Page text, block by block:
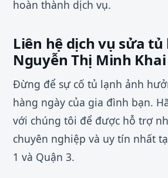
hoàn thành dịch vụ.
Liên hệ dịch vụ sửa
Nguyễn Thị Minh Khai
Đừng để sự cố tủ lạnh ảnh
hàng ngày của gia đình bạn.
với chúng tôi để được hỗ trợ
chuyên nghiệp và uy tín nhất
1 và Quận 3.